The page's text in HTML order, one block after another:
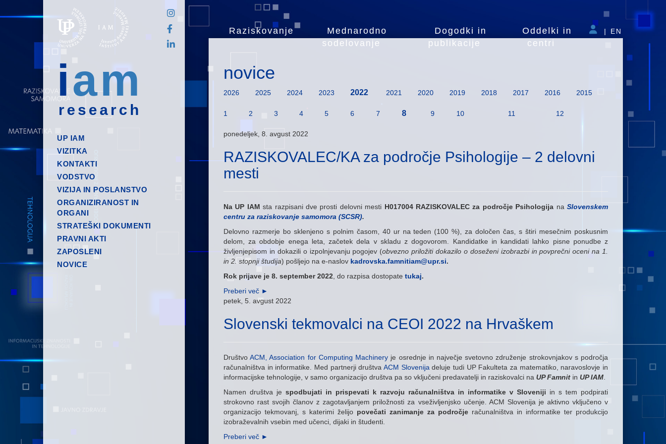
iam
research
Raziskovanje
Mednarodno
sodelovanje
Dogodki in
publikacije
Oddelki in
centri
| EN
UP IAM
VIZITKA
KONTAKTI
VODSTVO
VIZIJA IN POSLANSTVO
ORGANIZIRANOST IN
ORGANI
STRATEŠKI DOKUMENTI
PRAVNI AKTI
ZAPOSLENI
NOVICE
novice
2026 2025 2024 2023 2022 2021 2020 2019 2018 2017 2016 2015
1 2 3 4 5 6 7 8 9 10 11 12
ponedeljek, 8. avgust 2022
RAZISKOVALEC/KA za področje Psihologije – 2 delovni
mesti
Na UP IAM sta razpisani dve prosti delovni mesti H017004 RAZISKOVALEC za področje Psihologija naSlovenskem
centru za raziskovanje samomora (SCSR).
Delovno razmerje bo sklenjeno s polnim časom
40 ur na teden (100 %), za določen čas, s štiri mesečnim poskusnim
delom, za obdobje enega leta, začetek dela v skladu z dogovorom. Kandidatke in kandidati lahko pisne ponudbe z
življenjepisom in dokazili o izpolnjevanju pogojev (obvezno priložiti dokazilo o doseženi izobrazbi in povprečni oceni na 1.
in 2. stopnji študija) pošljejo na e-naslov kadrovska.famnitiam@upr.si.
Rok prijave je 8. september 2022 , do razpisa dostopate tukaj.
Preberi več ►
petek, 5. avgust 2022
Slovenski tekmovalci na CEOI 2022 na Hrvaškem
DruštvoACM, Association for Computing Machinery je osrednje in največje svetovno združenje strokovnjakov s področja
računalništva in informatike. Med partnerji društva ACM Slovenija deluje tudi UP Fakulteta za matematiko, naravoslovje in
informacijske tehnologije, v samo organizacijo društva pa so vključeni predavatelji in raziskovalci na UP Famnit in UP IAM
Namen društva je spodbujati in prispevati k razvoju računalništva in informatike v Sloveniji in s tem podpirati
strokovno rast svojih članov z zagotavljanjem priložnosti za vseživljenjsko učenje. ACM Slovenija je aktivno vključeno v
organizacijo tekmovanj, s katerimi želijo povečati zanimanje za področje računalništva in informatike ter produkcijo
izobraževalnih vsebin med učenci, dijaki in študenti.
Preberi več ►